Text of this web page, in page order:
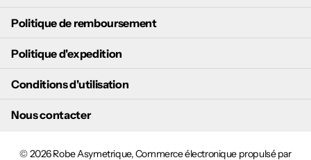
Politique de remboursement
Politique d'expedition
Conditions d'utilisation
Nous contacter
©2026Robe Asymetrique,Commerce électronique propulsé par